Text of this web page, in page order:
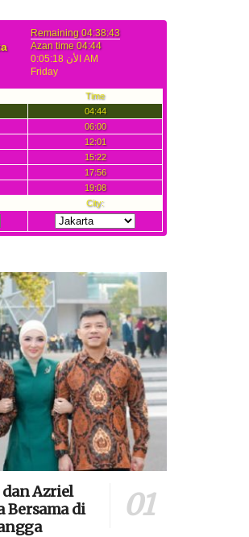
Azriel
Bersama di